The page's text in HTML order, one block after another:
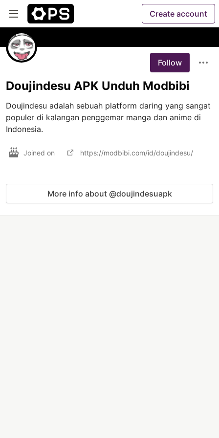
Create account
Follow
Doujindesu APK Unduh Modbibi
Doujindesu adalah sebuah platform daring yang sangat
populer di kalangan penggemar manga dan anime di
Indonesia.
Joined on https://modbibi.com/id/doujindesu/
More info about @doujindesuapk